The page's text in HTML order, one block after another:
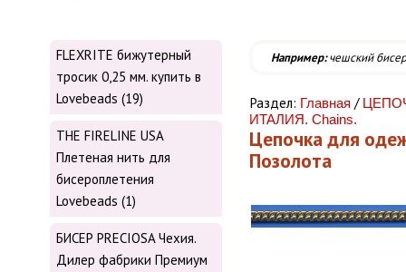
FLEXRITE бижутерный
тросик 0,25 мм. купить в
Lovebeads (19)
THE FIRELINE USA
Плетеная нить для
бисероплетения
Lovebeads (1)
БИСЕР PRECIOSA Чехия.
Дилер фабрики Премиум
Например:чешский бисер
Раздел: Главная /
ИТАЛИЯ. Chains.
Цепочка для
Позолота